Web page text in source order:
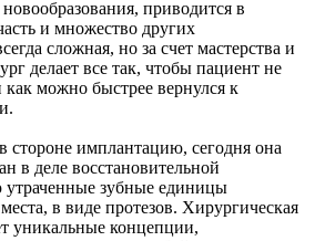
приводится в
и множество других
сложная, но за счет мастерства и
делает все так, чтобы пациент не
можно быстрее вернулся к
стороне имплантацию, сегодня она
в деле восстановительной
зубные единицы
в виде протезов. Хирургическая
уникальные концепции,